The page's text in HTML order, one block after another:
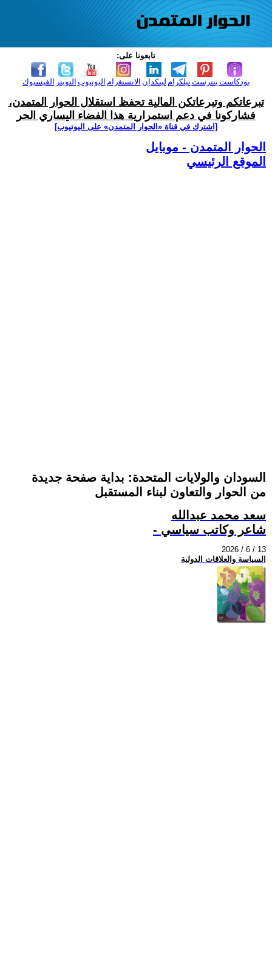
تابعونا على:
الفيسبوك التويتر اليوتيوب الانستغرام لينكدإن تيلكرامبنترست بودكاست
تبرعاتكم وتبرعاتكن المالية تحفظ استقلال الحوار المتمدن،
فشاركونا في دعم استمرارية هذا الفضاء اليساري الحر
[اشترك في قناة ‫«الحوار المتمدن» على اليوتيوب]
الحوار المتمدن - موبايل
الموقع الرئيسي
السودان والولايات المتحدة: بداية صفحة جديدة
من الحوار والتعاون لبناء المستقبل
سعد محمد عبدالله
- شاعر وكاتب سياسي
2026 / 6 / 13
السياسة والعلاقات الدولية